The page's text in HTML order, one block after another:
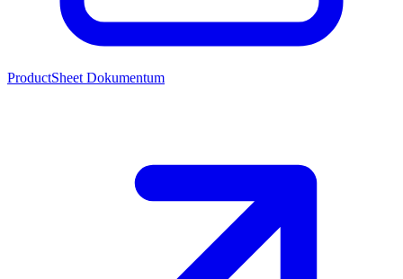
ProductSheet Dokumentum